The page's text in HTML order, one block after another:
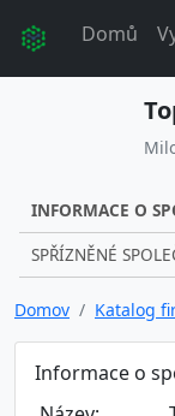
Domů
INFORMACE O
SPŘÍZNĚNÉ
Domov Katalog
Informace o